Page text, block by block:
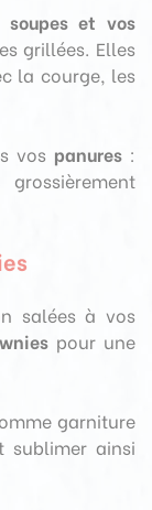
soupes et vos
grillées. Elles
la courge, les
vos panures :
salées à vos
pour une
garniture
sublimer ainsi